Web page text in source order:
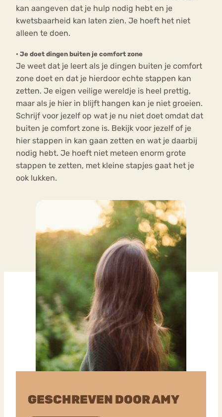
kan aangeven dat je hulp nodig hebt en je
kwetsbaarheid kan laten zien. Je hoeft het niet
alleen te doen.
• Je doet dingen buiten je comfort zone
Je weet dat je leert als je dingen buiten je comfort
zone doet en dat je hierdoor echte stappen kan
zetten. Je eigen veilige wereldje is heel prettig,
maar als je hier in blijft hangen kan je niet groeien.
Schrijf voor jezelf op wat je nu niet doet omdat dat
buiten je comfort zone is. Bekijk voor jezelf of je
hier stappen in kan gaan zetten en wat je daarbij
nodig hebt. Je hoeft niet meteen enorm grote
stappen te zetten, met kleine stapjes gaat het je
ook lukken.
GESCHREVEN DOOR AMY